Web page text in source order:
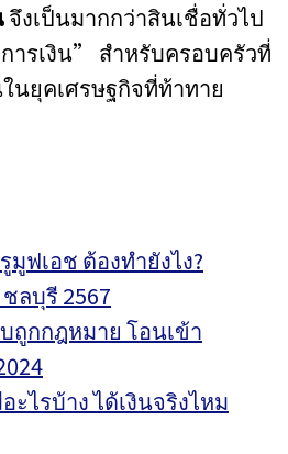
จึงเป็นมากกว่าสินเชื่อทั่วไป
ารเงิน” สำหรับครอบครัวที่
นยุคเศรษฐกิจที่ท้าทาย
มูฟเอช ต้องทำยังไง?
ลบุรี 2567
ถูกกฎหมาย โอนเข้า
ไรบ้าง ได้เงินจริงไหม